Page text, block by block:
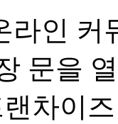
라인
문을
차이